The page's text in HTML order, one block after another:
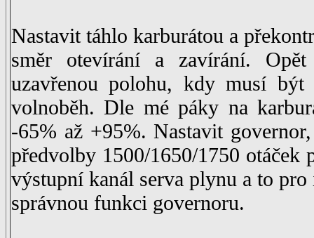
Nastavit táhlo karburátou a
směr otevírání a zavírání.
uzavřenou polohu, kdy musí být
volnoběh. Dle mé páky na
-65% až +95%. Nastavit
předvolby 1500/1650/1750 otáček
výstupní kanál serva plynu a to
správnou funkci governoru.